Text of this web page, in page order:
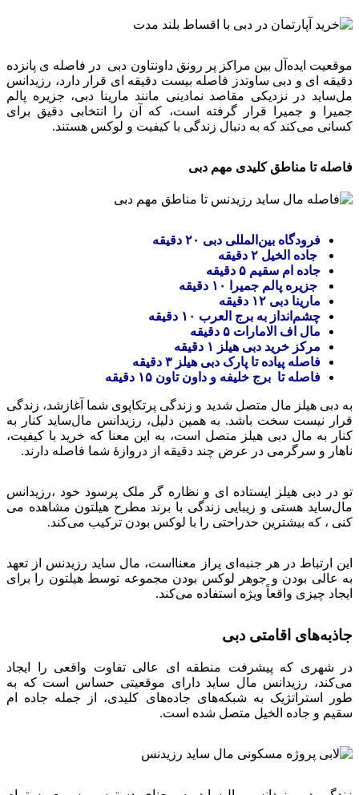
موقعیت ایده‌آل بین مراکز پر رونق داونتاون دبی در فاصله ی پانزده
دقیقه ای و دبی ساوتدز فاصله بیست دقیقه ای قرار دارد، رزیدانس
مل‌ساید در نزدیکی مقاصد نمادینی مانند مارینا دبی، جزیره پالم
جمیرا و جمیرا قرار گرفته است، که آن را انتخابی دقیق برای
کسانی می‌کند که به دنبال زندگی با کیفیت و لوکس هستند.
فاصله تا مناطق کلیدی مهم دبی
فرودگاه بین‌المللی دبی ۲۰ دقیقه
جاده الخیل ۲ دقیقه
جاده ام سقیم ۵ دقیقه
جزیره پالم جمیرا ۱۰ دقیقه
مارینا دبی ۱۲ دقیقه
چشم‌انداز به برج العرب ۱۰ دقیقه
مال اف الامارات ۵ دقیقه
مرکز خرید دبی هیلز ۱ دقیقه
فاصله پیاده تا پارک دبی هیلز ۳ دقیقه
فاصله تا برج خلیفه و داون تاون ۱۵ دقیقه
به دبی هیلز مال متصل شدید و زندگی پرتکاپوی شما آغازشد، زندگی
قرار نیست سخت باشد. به همین دلیل، رزیدانس مال‌ساید کنار به
کنار به مال دبی هیلز متصل است، به این معنا که خرید با کیفیت،
ناهار و سرگرمی در عرض چند دقیقه از دروازهٔ شما فاصله دارند.
تو در دبی هیلز ایستاده ای و نظاره گر ملک پرسود خود ،رزیدانس
مال‌ساید هستی و زیبایی زندگی با برند مطرح هیلتون مشاهده می
کنی ، که بیشترین حدراحتی را با لوکس بودن ترکیب می‌کند.
این ارتباط در هر جنبه‌ای پراز معنااست، مال ساید رزیدنس از تعهد
به عالی بودن و جوهر لوکس بودن مجموعه توسط هیلتون را برای
ایجاد چیزی واقعاً ویژه استفاده می‌کند.
جاذبه‌های اقامتی دبی
در شهری که پیشرفت منطقه ای عالی تفاوت واقعی را ایجاد
می‌کند، رزیدانس مال‌ ساید دارای موقعیتی حساس است که به
طور استراتژیک به شبکه‌های جاده‌های کلیدی، از جمله جاده ام
سقیم و جاده الخیل متصل شده است.